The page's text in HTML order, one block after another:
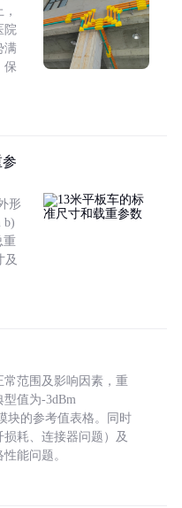
院
满
保
形
b)
重
及
范围及影响因素，重
值为-3dBm
块的参考值表格。同时
耗、连接器问题）及
能问题。